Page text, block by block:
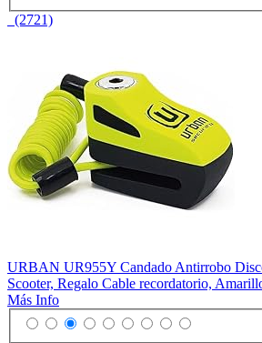
(2721)
URBAN UR955Y Candado Antirrobo
Scooter, Regalo Cable recordatorio,
Más Info